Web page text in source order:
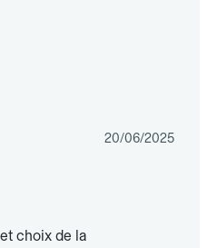
20/06/2025
choix de la